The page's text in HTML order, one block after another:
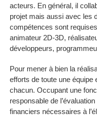
acteurs. En général, il
projet mais aussi avec les
compétences sont
animateur 2D-3D,
développeurs,
Pour mener à bien la
efforts de toute une équipe
chacun. Occupant une
responsable de
financiers nécessaires à